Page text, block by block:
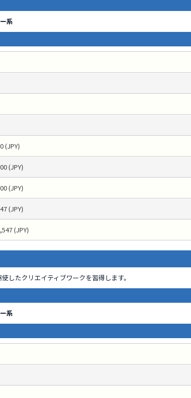
系
(JPY)
(JPY)
(JPY)
(JPY)
(JPY)
したクリエイティブワークを習得します。
系